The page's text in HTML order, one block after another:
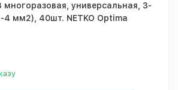
универсальная, 3-
4 мм2), 40шт. NETKO Optima